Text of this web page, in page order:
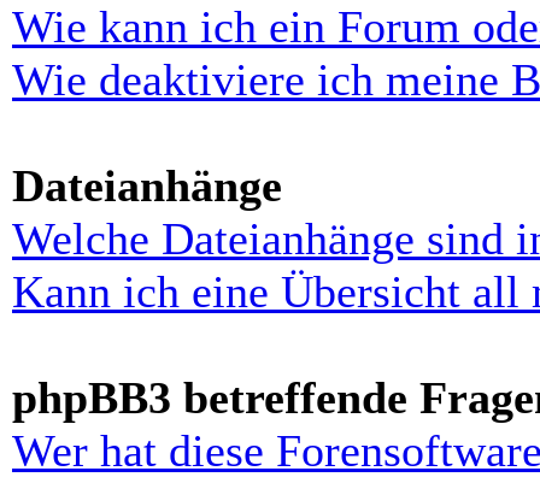
Wie kann ich ein Forum
Wie deaktiviere ich meine
Dateianhänge
Welche Dateianhänge sind
Kann ich eine Übersicht all
phpBB3 betreffende
Wer hat diese